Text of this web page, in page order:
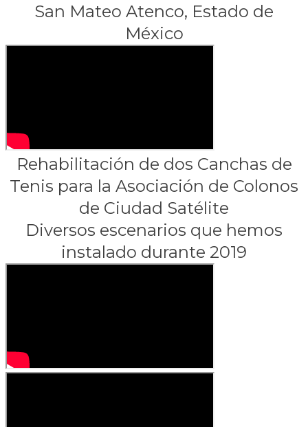
San Mateo Atenco, Estado de
México
Rehabilitación de dos Canchas de
Tenis para la Asociación de Colonos
de Ciudad Satélite
Diversos escenarios que hemos
instalado durante 2019